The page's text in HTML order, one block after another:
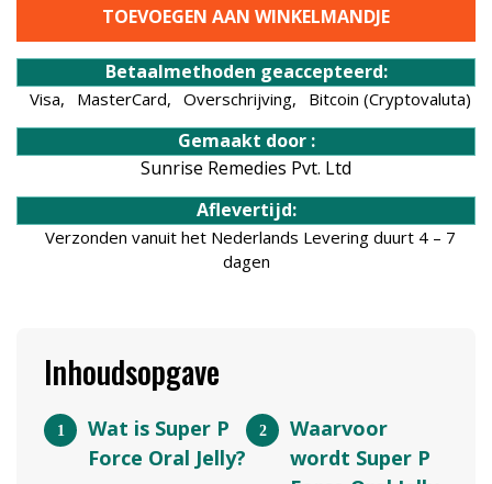
TOEVOEGEN AAN WINKELMANDJE
Betaalmethoden geaccepteerd:
Visa, MasterCard, Overschrijving, Bitcoin (Cryptovaluta)
Gemaakt door :
Sunrise Remedies Pvt. Ltd
Aflevertijd:
Verzonden vanuit het Nederlands Levering duurt 4 – 7
dagen
Inhoudsopgave
Wat is Super P
Force Oral Jelly?
Waarvoor
wordt Super P